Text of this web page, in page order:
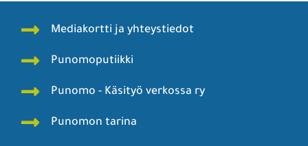
Mediakortti ja yhteystiedot
Punomoputiikki
Punomo - Käsityö verkossa ry
Punomon tarina